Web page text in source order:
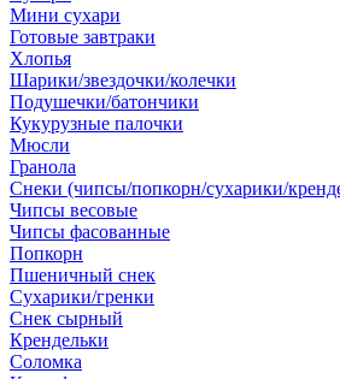
Мини сухари
Готовые завтраки
Хлопья
Шарики/звездочки/колечки
Подушечки/батончики
Кукурузные палочки
Мюсли
Гранола
Снеки (чипсы/попкорн/сухарики/
Чипсы весовые
Чипсы фасованные
Попкорн
Пшеничный снек
Сухарики/гренки
Снек сырный
Крендельки
Соломка